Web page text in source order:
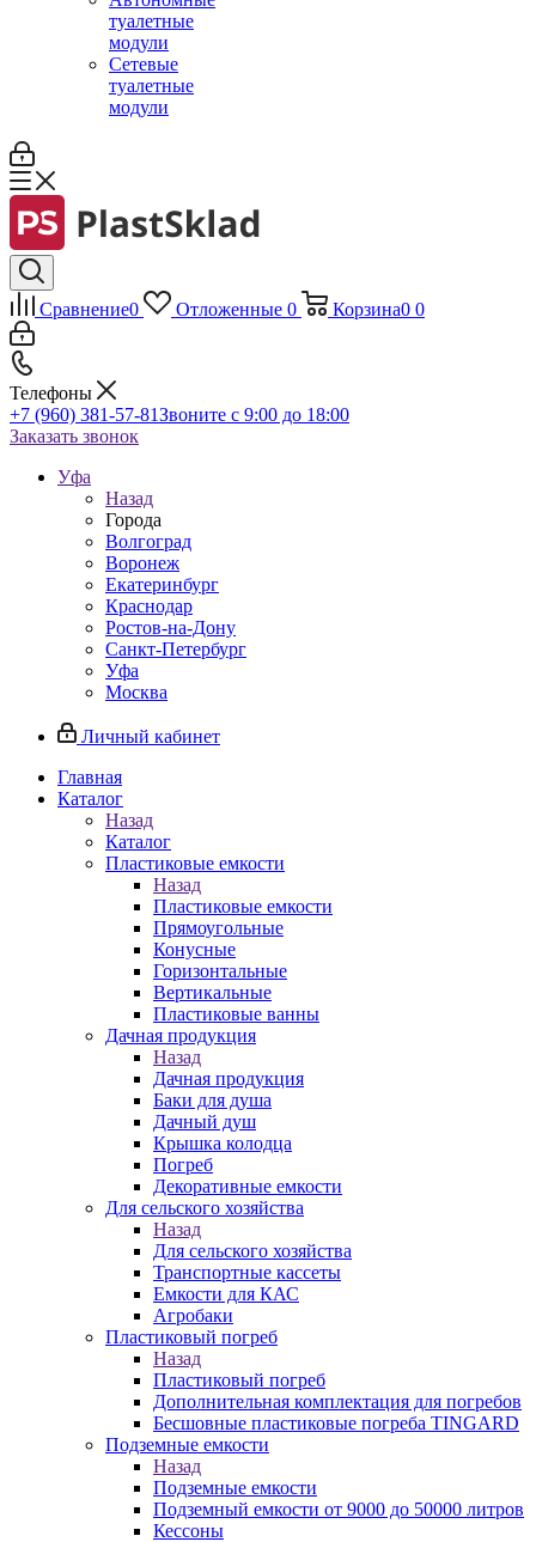
туалетные
модули
Сетевые
туалетные
модули
Сравнение0 Отложенные 0 Корзина0 0
Телефоны
+7 (960) 381-57-81Звоните с 9:00 до 18:00
Заказать звонок
Уфа
Назад
Города
Волгоград
Воронеж
Екатеринбург
Краснодар
Ростов-на-Дону
Санкт-Петербург
Уфа
Москва
Личный кабинет
Главная
Каталог
Назад
Каталог
Пластиковые емкости
Назад
Пластиковые емкости
Прямоугольные
Конусные
Горизонтальные
Вертикальные
Пластиковые ванны
Дачная продукция
Назад
Дачная продукция
Баки для душа
Дачный душ
Крышка колодца
Погреб
Декоративные емкости
Для сельского хозяйства
Назад
Для сельского хозяйства
Транспортные кассеты
Емкости для КАС
Агробаки
Пластиковый погреб
Назад
Пластиковый погреб
Дополнительная комплектация для погребов
Бесшовные пластиковые погреба TINGARD
Подземные емкости
Назад
Подземные емкости
Подземный емкости от 9000 до 50000 литров
Кессоны